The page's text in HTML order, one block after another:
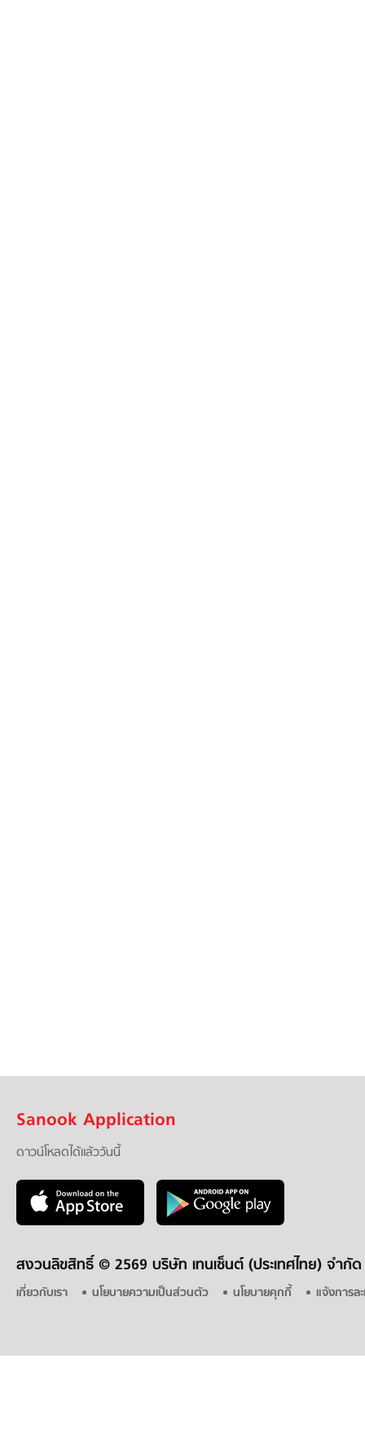
Sanook Application
ดาวน์โหลดได้แล้ววันนี้
สงวนลิขสิทธิ์ © 2569 บริษัท เทนเซ็นต์ (ประเทศไทย) จำกัด
เกี่ยวกับเรา นโยบายความเป็นส่วนตัว นโยบายคุกกี้ แจ้งการล